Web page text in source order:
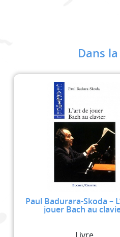
Dans
Paul Badurara-Skoda –
jouer Bach au
Livre